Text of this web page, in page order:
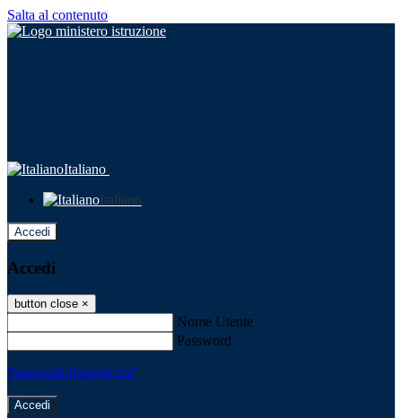
Salta al contenuto
Italiano
Italiano
Accedi
Accedi
button close ×
Nome Utente
Password
Password dimenticata?